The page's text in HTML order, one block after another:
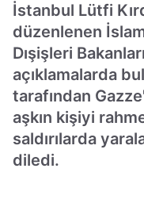
İstanbul Lütfi
düzenlenen
Dışişleri
açıklamalarda
tarafından
aşkın kişiyi
saldırılarda
diledi.